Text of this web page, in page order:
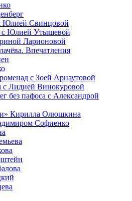
Юлией Свинцовой
с Юлией Утышевой
Ларионовой
Впечатления
с Зоей Арнаутовой
с Лидией Винокуровой
без пафоса с Александрой
Кирилла Олюшкина
Софиенко